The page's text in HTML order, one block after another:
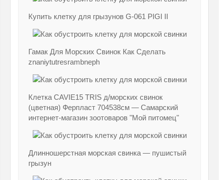
Купить клетку для грызунов G-061 PIGI II
Гамак Для Морских Свинок Как Сделать
znaniytutresrambneph
Клетка CAVIE15 TRIS д/морских свинок
(цветная) Ферпласт 704538см — Самарский
интернет-магазин зоотоваров "Мой питомец"
Длинношерстная морская свинка — пушистый
грызун